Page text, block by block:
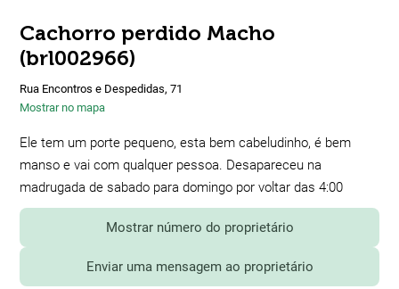
Cachorro perdido Macho
(brl002966)
Rua Encontros e Despedidas, 71
Mostrar no mapa
Ele tem um porte pequeno, esta bem cabeludinho, é bem
manso e vai com qualquer pessoa. Desapareceu na
madrugada de sabado para domingo por voltar das 4:00
Mostrar número do proprietário
Enviar uma mensagem ao proprietário